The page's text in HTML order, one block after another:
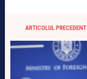
ARTICOLUL PRECEDENT